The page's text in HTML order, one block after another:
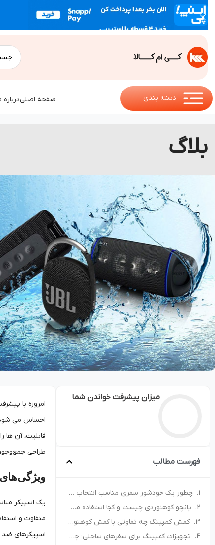
دسته بندی صفحه اصلیدرباره
بلاگ
میزان پیشرفت خواندن شما
فهرست مطالب
چطور یک خودشور سفری مناسب انتخاب کنیم؟ راهنمای خرید برای کمپ و سفر
پانچو کوهنوردی چیست و کجا استفاده می‌شود؟ راهنمای انتخاب پانچو مناسب
کفش کمپینگ چه تفاوتی با کفش کوهنوردی دارد؟ راهنمای انتخاب کفش مناسب طبیعت‌گردی
تجهیزات کمپینگ برای سفرهای ساحلی؛ چه چیزهایی همراه داشته باشیم؟
امروزه با
احساس می
قابلیت، آن ها
طراحی
یک اسپیکر
متفاوت و